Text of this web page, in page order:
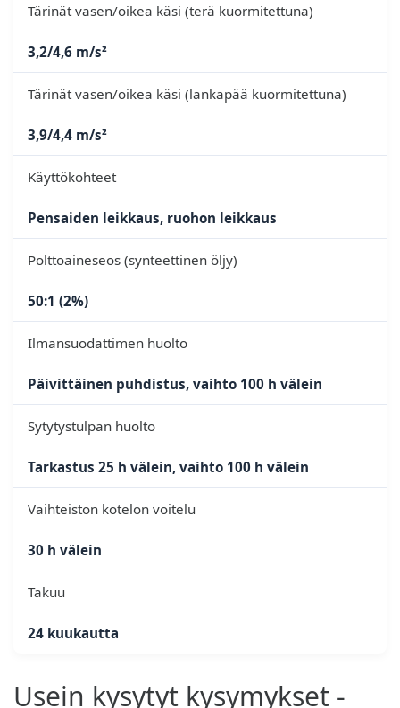
Tärinät vasen/oikea käsi (terä kuormitettuna)
3,2/4,6 m/s²
Tärinät vasen/oikea käsi (lankapää kuormitettuna)
3,9/4,4 m/s²
Käyttökohteet
Pensaiden leikkaus, ruohon leikkaus
Polttoaineseos (synteettinen öljy)
50:1 (2%)
Ilmansuodattimen huolto
Päivittäinen puhdistus, vaihto 100 h välein
Sytytystulpan huolto
Tarkastus 25 h välein, vaihto 100 h välein
Vaihteiston kotelon voitelu
30 h välein
Takuu
24 kuukautta
Usein kysytyt kysymykset -